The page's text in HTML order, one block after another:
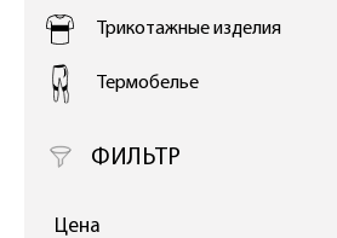
Трикотажные изделия
Термобелье
ФИЛЬТР
Цена